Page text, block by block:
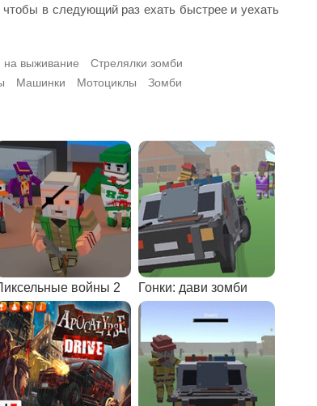
в следующий раз ехать быстрее и уехать
на выживание
Стрелялки зомби
Машинки Мотоциклы Зомби
войны 2 Гонки: дави зомби